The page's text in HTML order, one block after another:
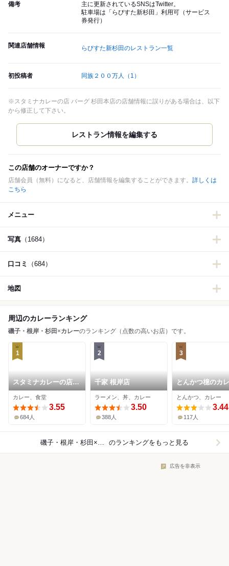
備考
主に更新されているSNSはTwitter。
駐車場は「らびすた新杉田」利用可（サービス
券発行）
関連店舗情報 らびすた新杉田のレストラン一覧
初投稿者 同族２００万人 （1）
※スタミナカレーの店 バーグ 杉田本店の店舗情報に誤りがある場合は、以下
から修正して下さい。
この店舗のオーナーですか？
店舗会員（無料）になると、店舗情報を編集することができます。 詳しくは
こちら
メニュー
写真 （1684）
口コミ （684）
地図
周辺のカレーランキング
磯子・根岸・杉田 ×カレーのランキング（点数の高いお店）です。
1
スタミナカレーの店
バーグ 杉田本店
カレー、食堂
3.55
684人
2
千家 根岸店
ラーメン、丼、カレー
3.50
388人
3
とんかつ檍のカ
いっぺこっぺ 横
田店
とんかつ、カレー
3.44
117人
磯子・根岸・杉田×カレー のランキングをもっと見る
広告を非表示